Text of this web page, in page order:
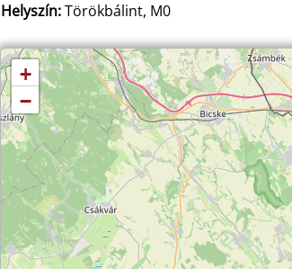
Helyszín:Törökbálint, M0
+
−